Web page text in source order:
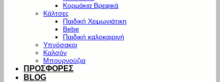
Κορμάκια Βρεφικά
Κάλτσες
Παιδική Χειμωνιάτικη
Bebe
Παιδική καλοκαιρινή
Υπνόσακοι
Καλσόν
Μπουρνούζια
ΠΡΟΣΦΟΡΕΣ
BLOG